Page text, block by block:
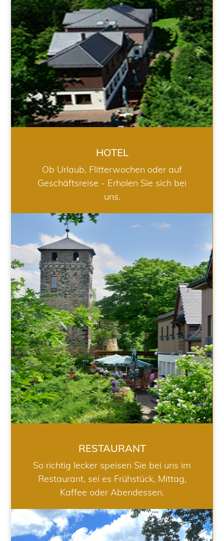
HOTEL
HOTEL
Ob Urlaub, Flitterwochen oder auf
Geschäftsreise - Erholen Sie sich bei
uns.
RESTAURANT
RESTAURANT
So richtig lecker speisen Sie bei uns im
Restaurant, sei es Frühstück, Mittag,
Kaffee oder Abendessen.